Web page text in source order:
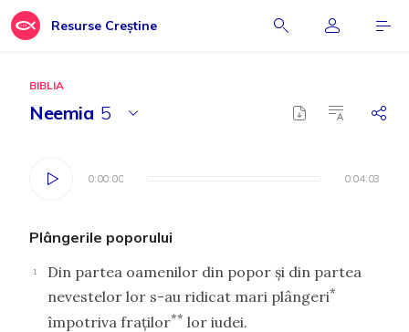
Resurse Creștine
BIBLIA
Neemia 5
0:00:00 0:04:03
0:00:00 0:04:03
Plângerile poporului
1
Din partea oamenilor din popor şi din partea
nevestelor lor s-au ridicat mari plângeri*
împotriva fraţilor** lor iudei.